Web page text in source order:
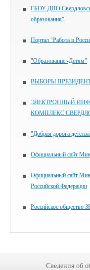
ГБОУ ДПО
образования"
Портал "Работа в
"Образование -Детям"
ВЫБОРЫ
ЭЛЕКТРОННЫЙ
КОМПЛЕКС
"Добрая дорога
Официальный сайт
Официальный сайт
Российской Федерации
Российское
Сведения об